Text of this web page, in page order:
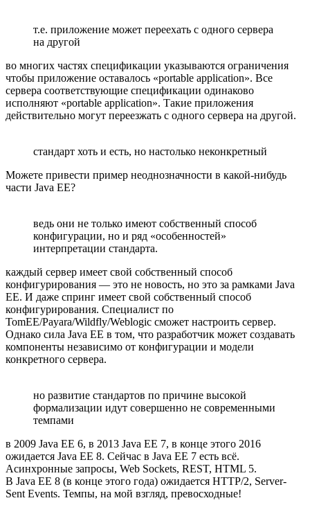
т.е. приложение может переехать с одного сервера
на другой
во многих частях спецификации указываются ограничения
чтобы приложение оставалось «portable application». Все
сервера соответствующие спецификации одинаково
исполняют «portable application». Такие приложения
действительно могут переезжать с одного сервера на другой.
стандарт хоть и есть, но настолько неконкретный
Можете привести пример неоднозначности в какой-нибудь
части Java EE?
ведь они не только имеют собственный способ
конфигурации, но и ряд «особенностей»
интерпретации стандарта.
каждый сервер имеет свой собственный способ
конфигурирования — это не новость, но это за рамками Java
EE. И даже спринг имеет свой собственный способ
конфигурирования. Специалист по
TomEE/Payara/Wildfly/Weblogic сможет настроить сервер.
Однако сила Java EE в том, что разработчик может создавать
компоненты независимо от конфигурации и модели
конкретного сервера.
но развитие стандартов по причине высокой
формализации идут совершенно не современными
темпами
в 2009 Java EE 6, в 2013 Java EE 7, в конце этого 2016
ожидается Java EE 8. Сейчас в Java EE 7 есть всё.
Асинхронные запросы, Web Sockets, REST, HTML 5.
В Java EE 8 (в конце этого года) ожидается HTTP/2, Server-
Sent Events. Темпы, на мой взгляд, превосходные!